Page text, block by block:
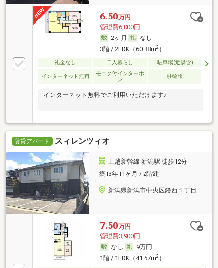
6.50万円
管理費6,000円
2ヶ月
なし
3階 / 2LDK（60.88m2）
礼金なし 二人暮らし 駐車場(近隣含)
インターネット無料
モニタ付インターホ
ン
駐輪場
インターネット無料でご利用いただけます♪
賃貸アパート スィレンツィオ
上越新幹線 新潟駅 徒歩12分
築13年11ヶ月 / 2階建
新潟県新潟市中央区鐙西１丁目
7.50万円
管理費3,900円
なし
9万円
1階 / 1LDK（41.67m2）